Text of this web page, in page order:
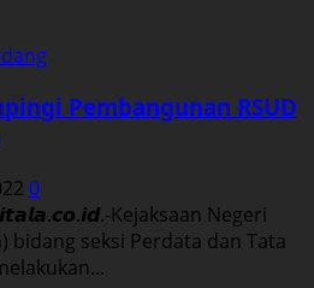
Pembangunan RSUD
0
Kejaksaan Negeri
bidang seksi Perdata dan Tata